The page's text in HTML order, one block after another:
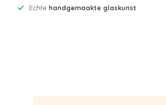
Echte handgemaakte glaskunst